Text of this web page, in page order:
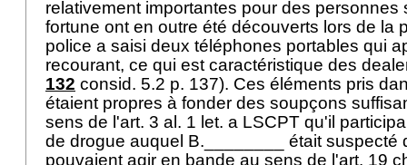
relativement importantes pour des personnes
fortune ont en outre été découverts lors de la
police a saisi deux téléphones portables qui
recourant, ce qui est caractéristique des
132 consid. 5.2 p. 137). Ces éléments pris
étaient propres à fonder des soupçons
sens de l'art. 3 al. 1 let. a LSCPT qu'il
de drogue auquel B.________ était suspecté
pouvaient agir en bande au sens de l'art. 19